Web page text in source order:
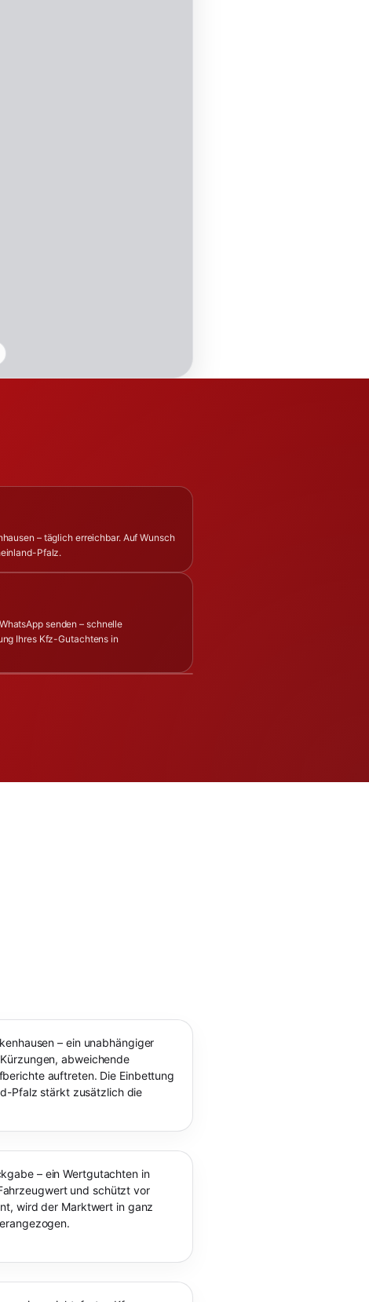
– täglich erreichbar. Auf Wunsch
Pfalz.
senden – schnelle
Ihres Kfz-Gutachtens in
– ein unabhängiger
abweichende
auftreten. Die Einbettung
Pfalz stärkt zusätzlich die
– ein Wertgutachten in
und schützt vor
wird der Marktwert in ganz